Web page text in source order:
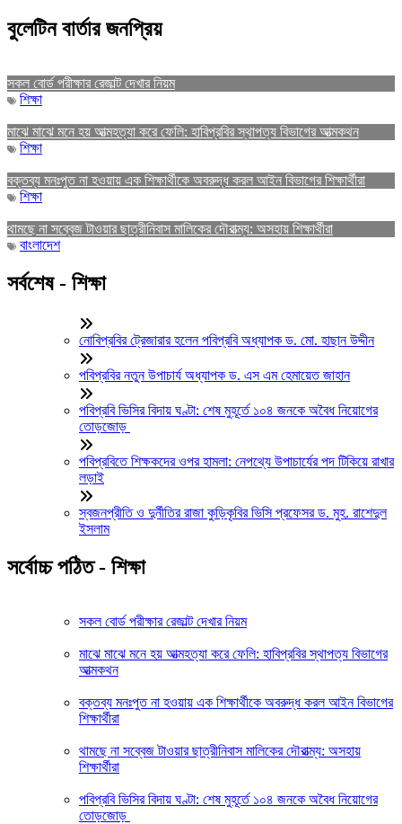
বুলেটিন বার্তার জনপ্রিয়
সকল বোর্ড পরীক্ষার রেজাল্ট দেখার নিয়ম
শিক্ষা
মাঝে মাঝে মনে হয় আত্মহত্যা করে ফেলি: হাবিপ্রবির স্থাপত্য বিভাগের আত্মকথন
শিক্ষা
বক্তব্য মনঃপুত না হওয়ায় এক শিক্ষার্থীকে অবরুদ্ধ করল আইন বিভাগের শিক্ষার্থীরা
শিক্ষা
থামছে না সব্বেজ টাওয়ার ছাত্রীনিবাস মালিকের দৌরাত্ম্য: অসহায় শিক্ষার্থীরা
বাংলাদেশ
সর্বশেষ - শিক্ষা
নোবিপ্রবির ট্রেজারার হলেন পবিপ্রবি অধ্যাপক ড. মো. হাছান উদ্দীন
পবিপ্রবির নতুন উপাচার্য অধ্যাপক ড. এস এম হেমায়েত জাহান
পবিপ্রবি ভিসির বিদায় ঘণ্টা: শেষ মুহূর্তে ১০৪ জনকে অবৈধ নিয়োগের
তোড়জোড়
পবিপ্রবিতে শিক্ষকদের ওপর হামলা: নেপথ্যে উপাচার্যের পদ টিকিয়ে রাখার
লড়াই
স্বজনপ্রীতি ও দুর্নীতির রাজা কুড়িকৃবির ভিসি প্রফেসর ড. মুহ. রাশেদুল
ইসলাম
সর্বোচ্চ পঠিত - শিক্ষা
সকল বোর্ড পরীক্ষার রেজাল্ট দেখার নিয়ম
মাঝে মাঝে মনে হয় আত্মহত্যা করে ফেলি: হাবিপ্রবির স্থাপত্য বিভাগের
আত্মকথন
বক্তব্য মনঃপুত না হওয়ায় এক শিক্ষার্থীকে অবরুদ্ধ করল আইন বিভাগের
শিক্ষার্থীরা
থামছে না সব্বেজ টাওয়ার ছাত্রীনিবাস মালিকের দৌরাত্ম্য: অসহায়
শিক্ষার্থীরা
পবিপ্রবি ভিসির বিদায় ঘণ্টা: শেষ মুহূর্তে ১০৪ জনকে অবৈধ নিয়োগের
তোড়জোড়